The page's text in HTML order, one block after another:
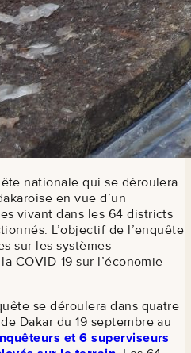
nationale qui se déroulera
en vue d’un
vivant dans les 64 districts
L’objectif de l’enquête
sur les systèmes
COVID-19 sur l’économie
se déroulera dans quatre
Dakar du 19 septembre au
et 6 superviseurs